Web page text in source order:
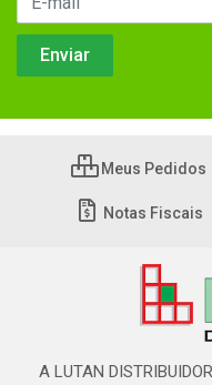
Meus Pedidos
Notas Fiscais
A LUTAN